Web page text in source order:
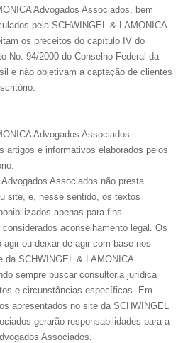
Advogados Associados, bem
pela SCHWINGEL & LAMONICA
os preceitos do capítulo IV do
No. 94/2000 do Conselho Federal da
e não objetivam a captação de clientes
Advogados Associados
artigos e informativos elaborados pelos
Associados não presta
site, e, nesse sentido, os textos
apenas para fins
aconselhamento legal. Os
ou deixar de agir com base nos
da SCHWINGEL & LAMONICA
sempre buscar consultoria jurídica
e circunstâncias específicas. Em
apresentados no site da SCHWINGEL
gerarão responsabilidades para a
Associados.